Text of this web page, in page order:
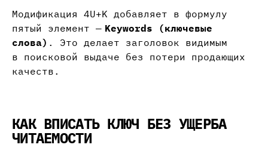
Модификация 4U+K добавляет в формулу
пятый элемент — Keywords (ключевые
слова) . Это делает заголовок видимым
в поисковой выдаче без потери продающих
качеств.
КАК ВПИСАТЬ КЛЮЧ БЕЗ УЩЕРБА
ЧИТАЕМОСТИ